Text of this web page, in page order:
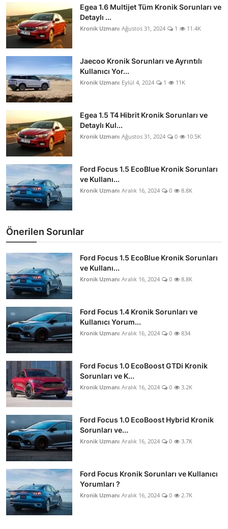
Egea 1.6 Multijet Tüm Kronik Sorunları ve
Detaylı ...
Kronik Uzmanı Ağustos 31, 2024 1 11.4K
Jaecoo Kronik Sorunları ve Ayrıntılı
Kullanıcı Yor...
Kronik Uzmanı Eylül 4, 2024 1 11K
Egea 1.5 T4 Hibrit Kronik Sorunları ve
Detaylı Kul...
Kronik Uzmanı Ağustos 31, 2024 0 10.5K
Ford Focus 1.5 EcoBlue Kronik Sorunları
ve Kullanı...
Kronik Uzmanı Aralık 16, 2024 0 8.8K
Önerilen Sorunlar
Ford Focus 1.5 EcoBlue Kronik Sorunları
ve Kullanı...
Kronik Uzmanı Aralık 16, 2024 0 8.8K
Ford Focus 1.4 Kronik Sorunları ve
Kullanıcı Yorum...
Kronik Uzmanı Aralık 16, 2024 0 834
Ford Focus 1.0 EcoBoost GTDi Kronik
Sorunları ve K...
Kronik Uzmanı Aralık 16, 2024 0 3.2K
Ford Focus 1.0 EcoBoost Hybrid Kronik
Sorunları ve...
Kronik Uzmanı Aralık 16, 2024 0 3.7K
Ford Focus Kronik Sorunları ve Kullanıcı
Yorumları ?
Kronik Uzmanı Aralık 16, 2024 0 2.7K